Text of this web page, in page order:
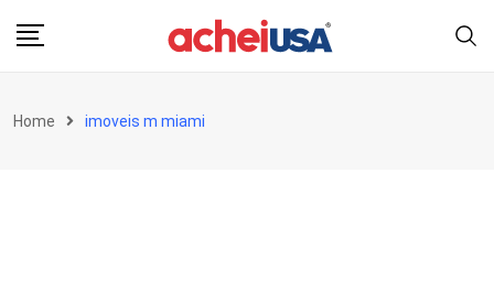
Home imoveis m miami